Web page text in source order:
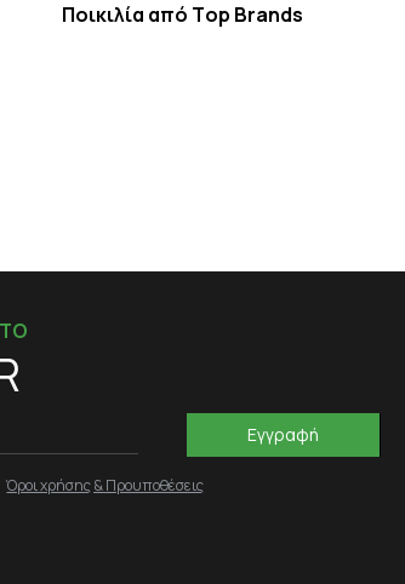
Ποικιλία από Τop Βrands
Εγγραφή
Όροι χρήσης & Προυποθέσεις